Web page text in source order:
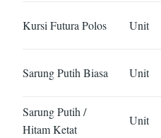
Kursi Futura Polos Unit
Sarung Putih Biasa Unit
Sarung Putih /
Hitam Ketat
Unit